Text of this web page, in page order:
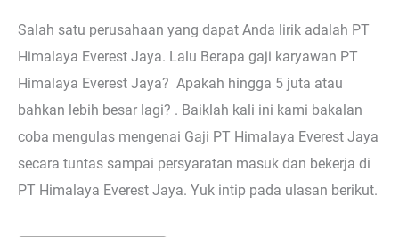
Salah satu perusahaan yang dapat Anda lirik adalah PT
Himalaya Everest Jaya. Lalu Berapa gaji karyawan PT
Himalaya Everest Jaya? Apakah hingga 5 juta atau
bahkan lebih besar lagi? . Baiklah kali ini kami bakalan
coba mengulas mengenai Gaji PT Himalaya Everest Jaya
secara tuntas sampai persyaratan masuk dan bekerja di
PT Himalaya Everest Jaya. Yuk intip pada ulasan berikut.